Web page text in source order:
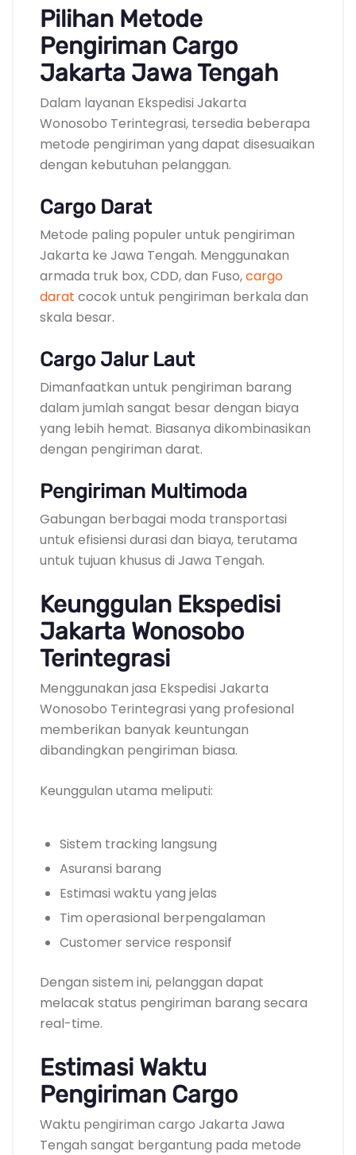
Pilihan Metode
Pengiriman Cargo
Jakarta Jawa Tengah
Dalam layanan Ekspedisi Jakarta
Wonosobo Terintegrasi, tersedia beberapa
metode pengiriman yang dapat disesuaikan
dengan kebutuhan pelanggan.
Cargo Darat
Metode paling populer untuk pengiriman
Jakarta ke Jawa Tengah. Menggunakan
armada truk box, CDD, dan Fuso,cargo
darat cocok untuk pengiriman berkala dan
skala besar.
Cargo Jalur Laut
Dimanfaatkan untuk pengiriman barang
dalam jumlah sangat besar dengan biaya
yang lebih hemat. Biasanya dikombinasikan
dengan pengiriman darat.
Pengiriman Multimoda
Gabungan berbagai moda transportasi
untuk efisiensi durasi dan biaya, terutama
untuk tujuan khusus di Jawa Tengah.
Keunggulan Ekspedisi
Jakarta Wonosobo
Terintegrasi
Menggunakan jasa Ekspedisi Jakarta
Wonosobo Terintegrasi yang profesional
memberikan banyak keuntungan
dibandingkan pengiriman biasa.
Keunggulan utama meliputi:
Sistem tracking langsung
Asuransi barang
Estimasi waktu yang jelas
Tim operasional berpengalaman
Customer service responsif
Dengan sistem ini, pelanggan dapat
melacak status pengiriman barang secara
real-time.
Estimasi Waktu
Pengiriman Cargo
Waktu pengiriman cargo Jakarta Jawa
Tengah sangat bergantung pada metode